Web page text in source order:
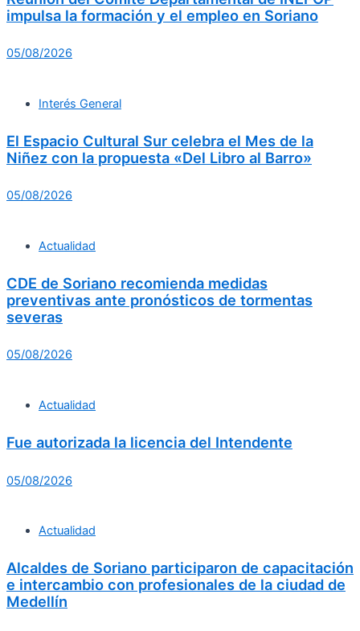
impulsa la formación y el empleo en Soriano
05/08/2026
Interés General
El Espacio Cultural Sur celebra el Mes de la
Niñez con la propuesta «Del Libro al Barro»
05/08/2026
Actualidad
CDE de Soriano recomienda medidas
preventivas ante pronósticos de tormentas
severas
05/08/2026
Actualidad
Fue autorizada la licencia del Intendente
05/08/2026
Actualidad
Alcaldes de Soriano participaron de capacitación
e intercambio con profesionales de la ciudad de
Medellín